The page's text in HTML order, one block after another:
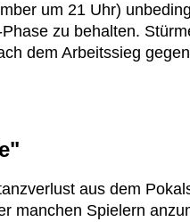
um 21 Uhr)
zu behalten.
dem Arbeitssieg
aus dem
manchen Spielern